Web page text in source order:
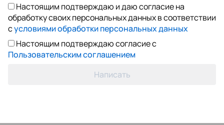
Настоящим подтверждаю и даю согласие на
обработку своих персональных данных в соответствии
сусловиями обработки персональных данных
Настоящим подтверждаю согласие с
Пользовательским соглашением
Написать